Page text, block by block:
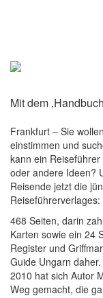
Mit dem
Frankfurt – Sie
einstimmen und
kann ein
oder andere Ideen?
Reisende jetzt die
Reiseführerverlages:
468 Seiten, darin
Karten sowie ein 24
Register und
Guide Ungarn
2010 hat sich Autor
Weg gemacht, die